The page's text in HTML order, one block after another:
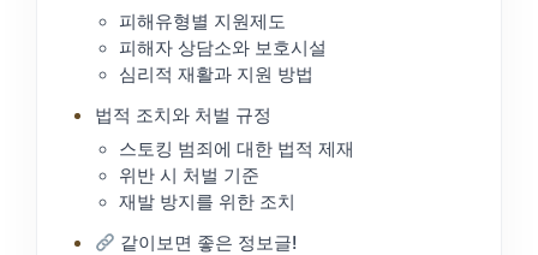
피해유형별 지원제도
피해자 상담소와 보호시설
심리적 재활과 지원 방법
법적 조치와 처벌 규정
스토킹 범죄에 대한 법적 제재
위반 시 처벌 기준
재발 방지를 위한 조치
같이보면 좋은 정보글!